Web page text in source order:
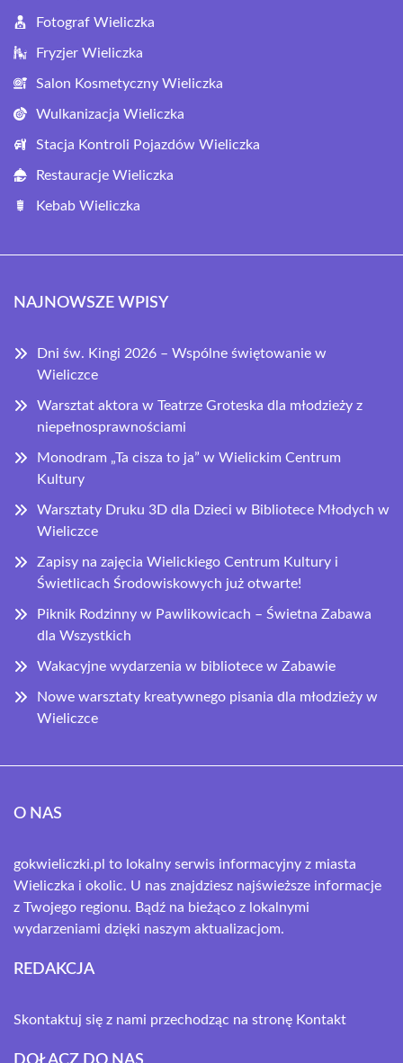
Fotograf Wieliczka
Fryzjer Wieliczka
Salon Kosmetyczny Wieliczka
Wulkanizacja Wieliczka
Stacja Kontroli Pojazdów Wieliczka
Restauracje Wieliczka
Kebab Wieliczka
NAJNOWSZE WPISY
Dni św. Kingi 2026 – Wspólne świętowanie w
Wieliczce
Warsztat aktora w Teatrze Groteska dla młodzieży z
niepełnosprawnościami
Monodram „Ta cisza to ja” w Wielickim Centrum
Kultury
Warsztaty Druku 3D dla Dzieci w Bibliotece Młodych w
Wieliczce
Zapisy na zajęcia Wielickiego Centrum Kultury i
Świetlicach Środowiskowych już otwarte!
Piknik Rodzinny w Pawlikowicach – Świetna Zabawa
dla Wszystkich
Wakacyjne wydarzenia w bibliotece w Zabawie
Nowe warsztaty kreatywnego pisania dla młodzieży w
Wieliczce
O NAS
gokwieliczki.pl to lokalny serwis informacyjny z miasta
Wieliczka i okolic. U nas znajdziesz najświeższe informacje
z Twojego regionu. Bądź na bieżąco z lokalnymi
wydarzeniami dzięki naszym aktualizacjom.
REDAKCJA
Skontaktuj się z nami przechodząc na stronę Kontakt